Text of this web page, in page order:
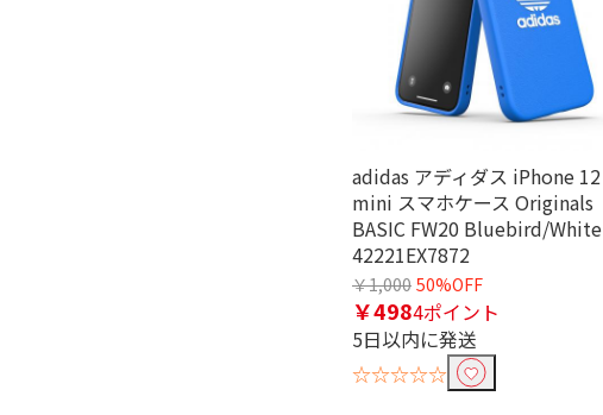
adidas アディダス iPhone 12
mini スマホケース Originals
BASIC FW20 Bluebird/White
42221EX7872
￥1,000 50%OFF
￥4984ポイント
5日以内に発送
☆☆☆☆☆